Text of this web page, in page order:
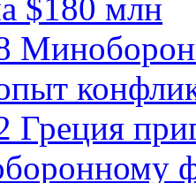
$180 млн
Греция